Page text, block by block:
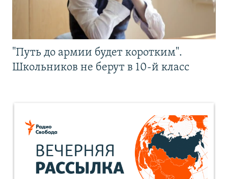
"Путь до армии будет коротким".
Школьников не берут в 10-й класс